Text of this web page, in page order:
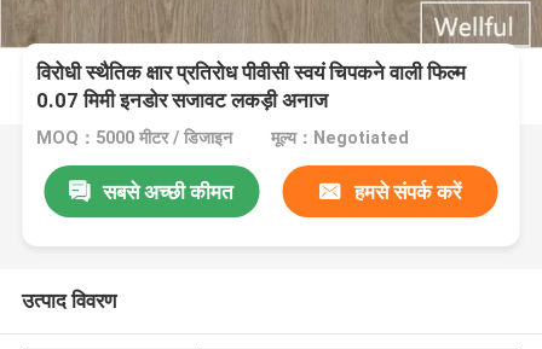
विरोधी स्थैतिक क्षार प्रतिरोध पीवीसी स्वयं चिपकने वाली फिल्म
0.07 मिमी इनडोर सजावट लकड़ी अनाज
MOQ：5000 मीटर / डिजाइन मूल्य：Negotiated
सबसे अच्छी कीमत हमसे संपर्क करें
उत्पाद विवरण